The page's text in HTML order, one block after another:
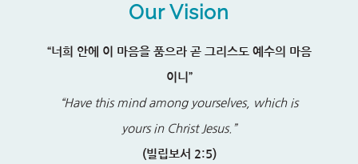
Our Vision
“너희 안에 이 마음을 품으라 곧 그리스도 예수의 마음
이니”
“Have this mind among yourselves, which is
yours in Christ Jesus.”
(빌립보서 2:5)